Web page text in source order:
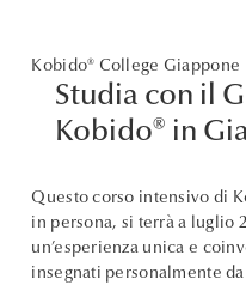
Kobido® College Giappone
Studia con il
Kobido® in
Questo corso intensivo di
in persona, si terrà a luglio
un’esperienza unica e
insegnati personalmente